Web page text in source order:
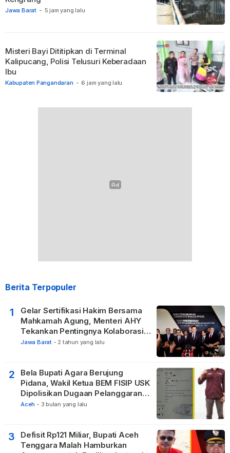
Jawa Barat - 5 jam yang lalu
Kabupaten Pangandaran - 6 jam yang lalu
Misteri Bayi Dititipkan di Terminal
Kalipucang, Polisi Telusuri Keberadaan
Ibu
Berita Terpopuler
1
Gelar Sertifikasi Hakim Bersama
Mahkamah Agung, Menteri AHY
Tekankan Pentingnya Kolaborasi
untuk Hadirkan Keadilan bagi
Jawa Barat - 2 tahun yang lalu
2
Bela Bupati Agara Berujung
Pidana, Wakil Ketua BEM FISIP USK
Dipolisikan Dugaan Pelanggaran
Privasi dan UU ITE
Aceh - 3 bulan yang lalu
3
Defisit Rp121 Miliar, Bupati Aceh
Tenggara Malah Hamburkan